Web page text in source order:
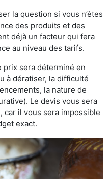
la question si vous n’êtes
des produits et des
déjà un facteur qui fera
au niveau des tarifs.
prix sera déterminé en
à dératiser, la difficulté
la nature de
Le devis vous sera
car il vous sera impossible
exact.